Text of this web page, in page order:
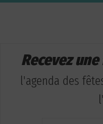
Recevez
l'agenda des